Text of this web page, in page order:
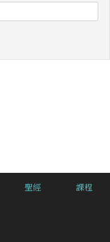
聖經 課程